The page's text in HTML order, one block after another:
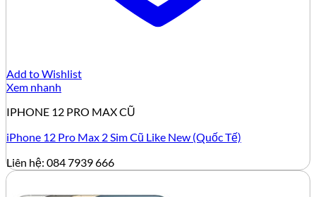
Add to Wishlist
Xem nhanh
IPHONE 12 PRO MAX CŨ
iPhone 12 Pro Max 2 Sim Cũ Like New (Quốc Tế)
Liên hệ: 084 7939 666